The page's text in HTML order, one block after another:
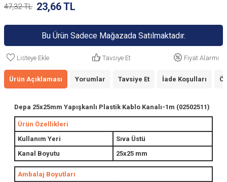
47,32TL 23,66TL
Bu Ürün Sadece Mağazada Satılmaktadır.
Listeye Ekle Tavsiye Et Fiyat Alarmı
Ürün Açıklaması Yorumlar Tavsiye Et İade Koşulları
Depa 25x25mm Yapışkanlı Plastik Kablo Kanalı-1m (02502511)
Ürün Özellikleri
Kullanım Yeri
Sıva Üstü
Kanal Boyutu
25x25 mm
Ambalaj Boyutları